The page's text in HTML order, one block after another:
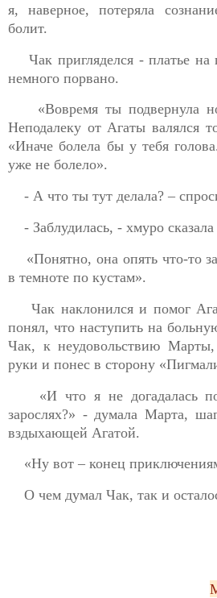
я, наверное, потеряла
болит.
Чак пригляделся - платье на
немного порвано.
«Вовремя ты подвернула
Неподалеку от Агаты валялся
«Иначе болела бы у тебя
уже не болело».
- А что ты тут делала? –
- Заблудилась, - хмуро
«Понятно, она опять что-то
в темноте по кустам».
Чак наклонился и помог
понял, что наступить на
Чак, к неудовольствию
руки и понес в сторону
«И что я не догадалась
зарослях?» - думала Марта,
вздыхающей Агатой.
«Ну вот – конец
О чем думал Чак, так и